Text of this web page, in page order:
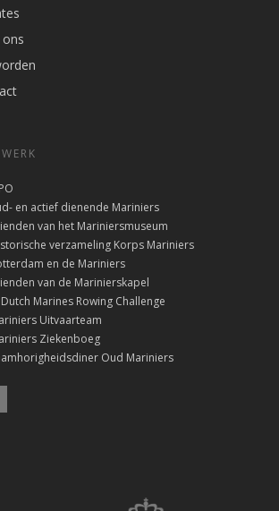
en actief dienende Mariniers
van het Mariniersmuseum
verzameling Korps Mariniers
en de Mariniers
van de Marinierskapel
Marines Rowing Challenge
Uitvaarteam
Ziekenboeg
Oud Mariniers